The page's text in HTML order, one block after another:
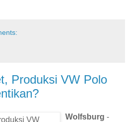
Produksi VW Polo
Wolfsburg -